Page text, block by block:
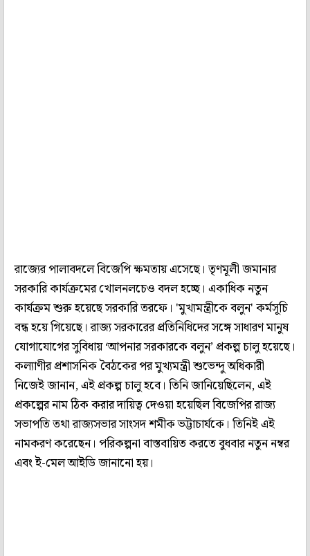
রাজ্যের পালাবদলে বিজেপি ক্ষমতায় এসেছে। তৃণমূলী জমানার
সরকারি কার্যক্রমের খোলনলচেও বদল হচ্ছে। একাধিক নতুন
কার্যক্রম শুরু হয়েছে সরকারি তরফে। 'মুখ্যমন্ত্রীকে বলুন' কর্মসূচি
বন্ধ হয়ে গিয়েছে। রাজ্য সরকারের প্রতিনিধিদের সঙ্গে সাধারণ মানুষ
যোগাযোগের সুবিধায় ‘আপনার সরকারকে বলুন’ প্রকল্প চালু হয়েছে।
কল্যাণীর প্রশাসনিক বৈঠকের পর মুখ্যমন্ত্রী শুভেন্দু অধিকারী
নিজেই জানান, এই প্রকল্প চালু হবে। তিনি জানিয়েছিলেন, এই
প্রকল্পের নাম ঠিক করার দায়িত্ব দেওয়া হয়েছিল বিজেপির রাজ্য
সভাপতি তথা রাজ্যসভার সাংসদ শমীক ভট্টাচার্যকে। তিনিই এই
নামকরণ করেছেন। পরিকল্পনা বাস্তবায়িত করতে বুধবার নতুন নম্বর
এবং ই-মেল আইডি জানানো হয়।